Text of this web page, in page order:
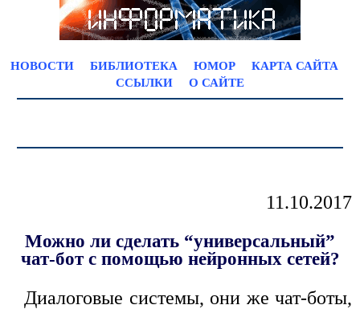
НОВОСТИ БИБЛИОТЕКА ЮМОР
КАРТА САЙТА
ССЫЛКИ
О САЙТЕ
11.10.2017
Можно ли сделать “универсальный”
чат-бот с помощью нейронных сетей?
Диалоговые системы, они же чат-боты,